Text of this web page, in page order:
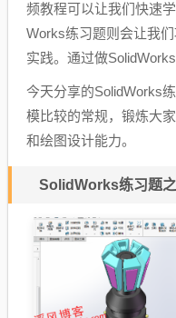
频教程可以让我们快速
Works练习题则会让我
实践。通过做
今天分享的SolidWorks
模比较的常规，锻炼大
和绘图设计能力。
SolidWorks练习题